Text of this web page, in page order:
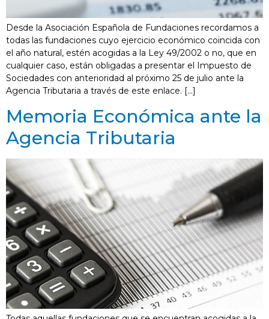
Desde la Asociación Española de Fundaciones recordamos a
todas las fundaciones cuyo ejercicio económico coincida con
el año natural, estén acogidas a la Ley 49/2002 o no, que en
cualquier caso, están obligadas a presentar el Impuesto de
Sociedades con anterioridad al próximo 25 de julio ante la
Agencia Tributaria a través de este enlace. […]
Memoria Económica ante la
Agencia Tributaria